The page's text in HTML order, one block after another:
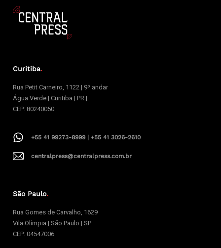
Curitiba.
Rua Petit Carneiro, 1122 | 9º andar
Água Verde | Curitiba | PR |
CEP: 80240050
+55 41 99273-8999 | +55 41 3026-2610
centralpress@centralpress.com.br
São Paulo.
Rua Gomes de Carvalho, 1629
Vila Olímpia | São Paulo | SP
CEP: 04547006